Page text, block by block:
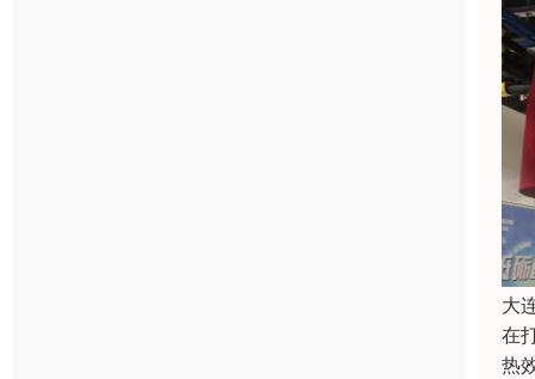
大
在
热